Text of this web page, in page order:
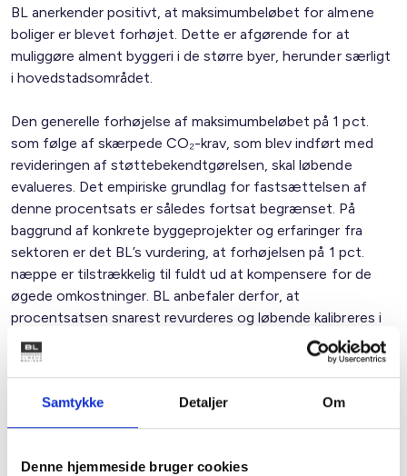
Samtykke Detaljer Om
Denne hjemmeside bruger cookies
BL anerkender positivt, at maksimumbeløbet for almene
boliger er blevet forhøjet. Dette er afgørende for at
muliggøre alment byggeri i de større byer, herunder særligt
i hovedstadsområdet.
Den generelle forhøjelse af maksimumbeløbet på 1 pct.
som følge af skærpede CO₂-krav, som blev indført med
revideringen af støttebekendtgørelsen, skal løbende
evalueres. Det empiriske grundlag for fastsættelsen af
denne procentsats er således fortsat begrænset. På
baggrund af konkrete byggeprojekter og erfaringer fra
sektoren er det BL’s vurdering, at forhøjelsen på 1 pct.
næppe er tilstrækkelig til fuldt ud at kompensere for de
øgede omkostninger. BL anbefaler derfor, at
procentsatsen snarest revurderes og løbende kalibreres i
takt med øget erfaringsgrundlag.
BL anerkender, at der pr. 15. januar 2026 allerede er
gennemført en forhøjelse af det almindelige
maksimumbeløb. BL noterer sig samtidig, at den yderligere
kommunalt tillægslån først kan anvendes efter